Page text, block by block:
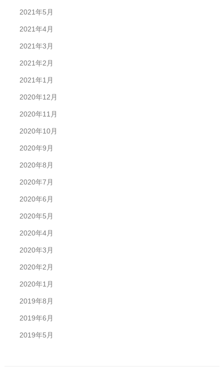
2021年5月
2021年4月
2021年3月
2021年2月
2021年1月
2020年12月
2020年11月
2020年10月
2020年9月
2020年8月
2020年7月
2020年6月
2020年5月
2020年4月
2020年3月
2020年2月
2020年1月
2019年8月
2019年6月
2019年5月